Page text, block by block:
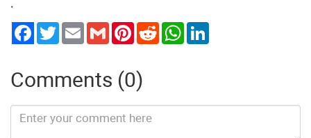
TwitterEmail Gmail PinterestReddit WhatsApp
Comments (0)